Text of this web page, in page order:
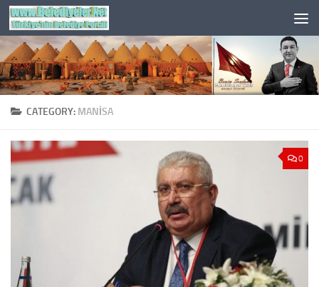
Skip to content
CATEGORY: MANISA
0